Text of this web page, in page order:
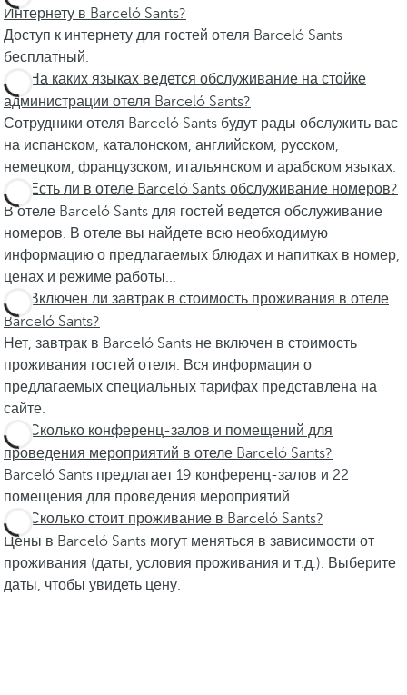
Интернету в Barceló Sants?
Доступ к интернету для гостей отеля Barceló Sants
бесплатный.
На каких языках ведется обслуживание на стойке
администрации отеля Barceló Sants?
Сотрудники отеля Barceló Sants будут рады обслужить вас
на испанском, каталонском, английском, русском,
немецком, французском, итальянском и арабском языках.
Есть ли в отеле Barceló Sants обслуживание номеров?
В отеле Barceló Sants для гостей ведется обслуживание
номеров. В отеле вы найдете всю необходимую
информацию о предлагаемых блюдах и напитках в номер,
ценах и режиме работы...
Включен ли завтрак в стоимость проживания в отеле
Barceló Sants?
Нет, завтрак в Barceló Sants не включен в стоимость
проживания гостей отеля. Вся информация о
предлагаемых специальных тарифах представлена на
сайте.
Сколько конференц-залов и помещений для
проведения мероприятий в отеле Barceló Sants?
Barceló Sants предлагает 19 конференц-залов и 22
помещения для проведения мероприятий.
Сколько стоит проживание в Barceló Sants?
Цены в Barceló Sants могут меняться в зависимости от
проживания (даты, условия проживания и т.д.). Выберите
даты, чтобы увидеть цену.